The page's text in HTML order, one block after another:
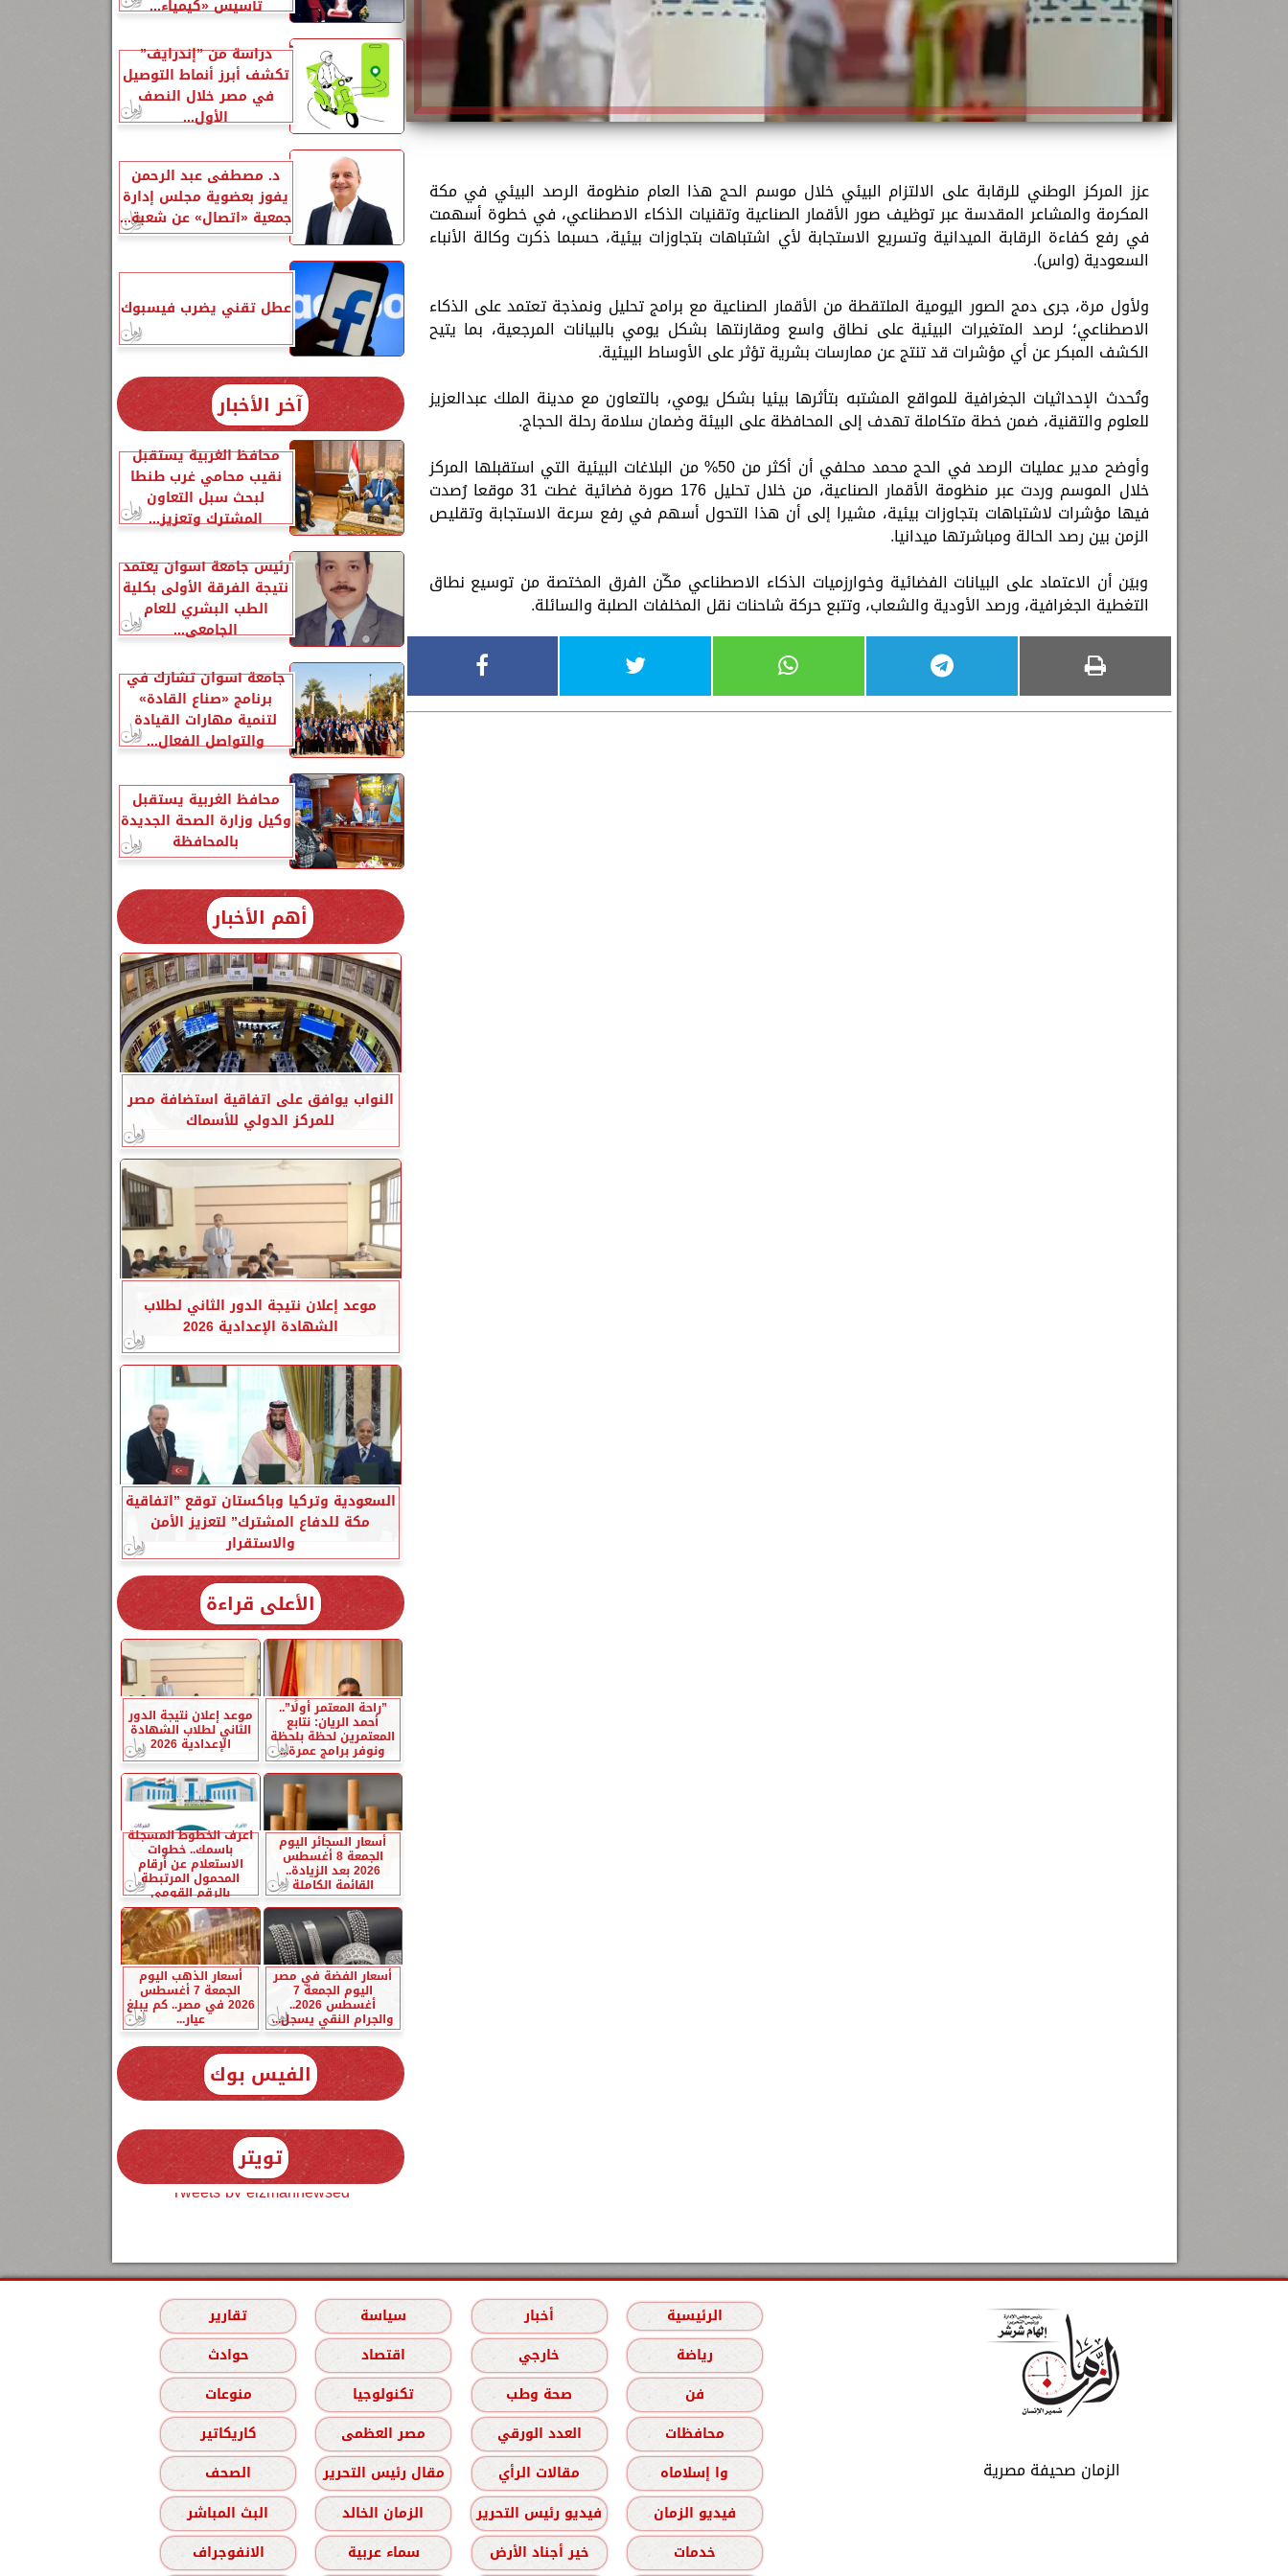
عزز المركز الوطني للرقابة على الالتزام البيئي خلال موسم الحج هذا العام منظومة الرصد البيئي في مكة
المكرمة والمشاعر المقدسة عبر توظيف صور الأقمار الصناعية وتقنيات الذكاء الاصطناعي، في خطوة أسهمت
في رفع كفاءة الرقابة الميدانية وتسريع الاستجابة لأي اشتباهات بتجاوزات بيئية، حسبما ذكرت وكالة الأنباء
السعودية (واس).
ولأول مرة، جرى دمج الصور اليومية الملتقطة من الأقمار الصناعية مع برامج تحليل ونمذجة تعتمد على الذكاء
الاصطناعي؛ لرصد المتغيرات البيئية على نطاق واسع ومقارنتها بشكل يومي بالبيانات المرجعية، بما يتيح
الكشف المبكر عن أي مؤشرات قد تنتج عن ممارسات بشرية تؤثر على الأوساط البيئية.
وتُحدث الإحداثيات الجغرافية للمواقع المشتبه بتأثرها بيئيا بشكل يومي، بالتعاون مع مدينة الملك عبدالعزيز
للعلوم والتقنية، ضمن خطة متكاملة تهدف إلى المحافظة على البيئة وضمان سلامة رحلة الحجاج.
وأوضح مدير عمليات الرصد في الحج محمد محلفي أن أكثر من 50% من البلاغات البيئية التي استقبلها المركز
خلال الموسم وردت عبر منظومة الأقمار الصناعية، من خلال تحليل 176 صورة فضائية غطت 31 موقعا رُصدت
فيها مؤشرات لاشتباهات بتجاوزات بيئية، مشيرا إلى أن هذا التحول أسهم في رفع سرعة الاستجابة وتقليص
الزمن بين رصد الحالة ومباشرتها ميدانيا.
وبيَن أن الاعتماد على البيانات الفضائية وخوارزميات الذكاء الاصطناعي مكّن الفرق المختصة من توسيع نطاق
التغطية الجغرافية، ورصد الأودية والشعاب، وتتبع حركة شاحنات نقل المخلفات الصلبة والسائلة.
تأسيس «كيمياء...
دراسة من ”إندرايف”
تكشف أبرز أنماط التوصيل
في مصر خلال النصف
الأول...
د. مصطفى عبد الرحمن
يفوز بعضوية مجلس إدارة
جمعية «اتصال» عن شعبة...
عطل تقني يضرب فيسبوك
آخر الأخبار
محافظ الغربية يستقبل
نقيب محامي غرب طنطا
لبحث سبل التعاون
المشترك وتعزيز...
رئيس جامعة أسوان يعتمد
نتيجة الفرقة الأولى بكلية
الطب البشري للعام
الجامعي...
جامعة أسوان تشارك في
برنامج «صناع القادة»
لتنمية مهارات القيادة
والتواصل الفعال...
محافظ الغربية يستقبل
وكيل وزارة الصحة الجديدة
بالمحافظة
أهم الأخبار
النواب يوافق على اتفاقية استضافة مصر
للمركز الدولي للأسماك
موعد إعلان نتيجة الدور الثاني لطلاب
الشهادة الإعدادية 2026
السعودية وتركيا وباكستان توقع ”اتفاقية
مكة للدفاع المشترك” لتعزيز الأمن
والاستقرار
الأعلى قراءة
”راحة المعتمر أولًا”..
أحمد الريان: نتابع
المعتمرين لحظة بلحظة
ونوفر برامج عمرة...
موعد إعلان نتيجة الدور
الثاني لطلاب الشهادة
الإعدادية 2026
أسعار السجائر اليوم
الجمعة 8 أغسطس
2026 بعد الزيادة..
القائمة الكاملة
اعرف الخطوط المسجلة
باسمك.. خطوات
الاستعلام عن أرقام
المحمول المرتبطة
بالرقم القومي
أسعار الفضة في مصر
اليوم الجمعة 7
أغسطس 2026..
والجرام النقي يسجل...
أسعار الذهب اليوم
الجمعة 7 أغسطس
2026 في مصر.. كم يبلغ
عيار...
الفيس بوك
تويتر
Tweets by elzmannewseg
الزمان صحيفة مصرية
الرئيسية أخبار سياسة
تقارير
رياضة
خارجي اقتصاد
حوادث
فن
صحة وطب تكنولوجيا
منوعات
محافظات
العدد الورقي مصر العظمى
كاريكاتير
وا إسلاماه
مقالات الرأي مقال رئيس التحرير
الصحف
فيديو الزمان
فيديو رئيس التحرير الزمان الخالد
البث المباشر
خدمات
خير أجناد الأرض سماء عربية الانفوجراف